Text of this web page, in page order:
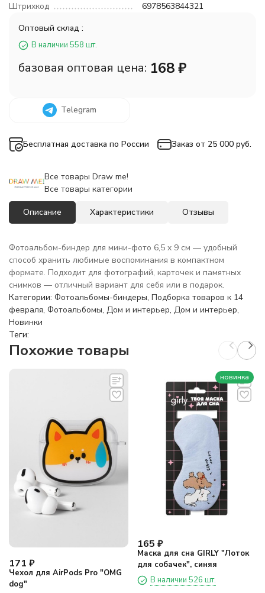
Штрихкод
6978563844321
Оптовый склад :
В наличии 558 шт.
базовая оптовая цена: 168₽
Telegram
Бесплатная доставка по России Заказ от 25 000 руб.
Все товары Draw me!
Все товары категории
Описание Характеристики Отзывы
Фотоальбом-биндер для мини-фото 6,5 x 9 см — удобный
способ хранить любимые воспоминания в компактном
формате. Подходит для фотографий, карточек и памятных
снимков — отличный вариант для себя или в подарок.
Категории: Фотоальбомы-биндеры, Подборка товаров к 14
февраля, Фотоальбомы, Дом и интерьер, Дом и интерьер,
Новинки
Теги:
Похожие товары
171 ₽
Чехол для AirPods Pro "OMG
dog"
новинка
165 ₽
Маска для сна GIRLY "Лоток
для собачек", синяя
В наличии 526 шт.